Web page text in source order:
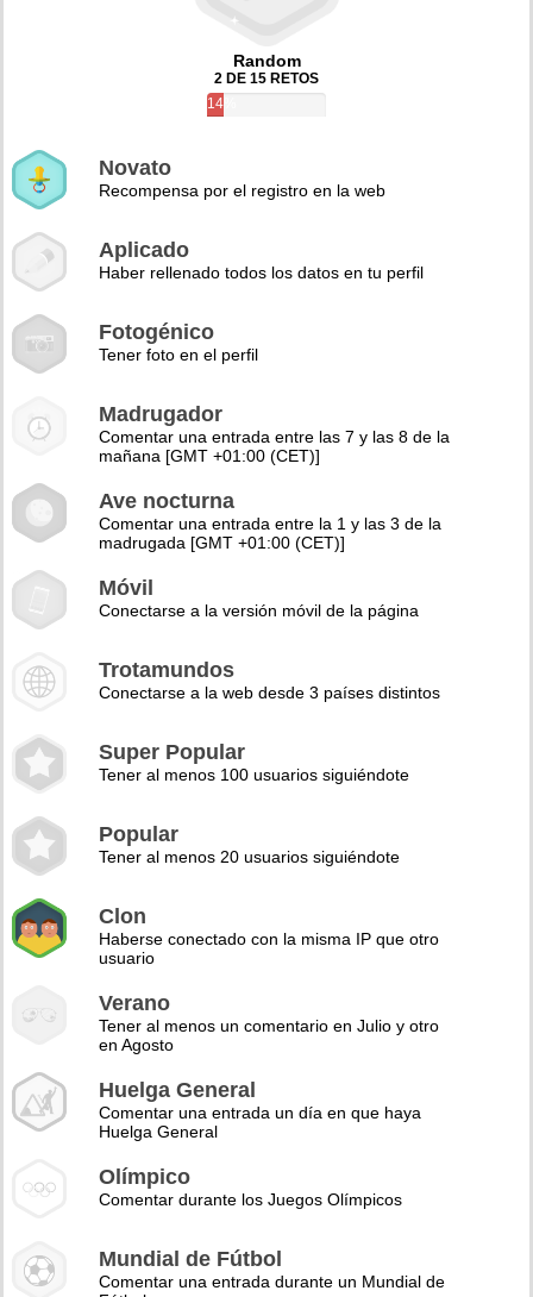
Random
2 DE 15 RETOS
14%
Novato
Recompensa por el registro en la web
Aplicado
Haber rellenado todos los datos en tu perfil
Fotogénico
Tener foto en el perfil
Madrugador
Comentar una entrada entre las 7 y las 8 de la
mañana [GMT +01:00 (CET)]
Ave nocturna
Comentar una entrada entre la 1 y las 3 de la
madrugada [GMT +01:00 (CET)]
Móvil
Conectarse a la versión móvil de la página
Trotamundos
Conectarse a la web desde 3 países distintos
Super Popular
Tener al menos 100 usuarios siguiéndote
Popular
Tener al menos 20 usuarios siguiéndote
Clon
Haberse conectado con la misma IP que otro
usuario
Verano
Tener al menos un comentario en Julio y otro
en Agosto
Huelga General
Comentar una entrada un día en que haya
Huelga General
Olímpico
Comentar durante los Juegos Olímpicos
Mundial de Fútbol
Comentar una entrada durante un Mundial de